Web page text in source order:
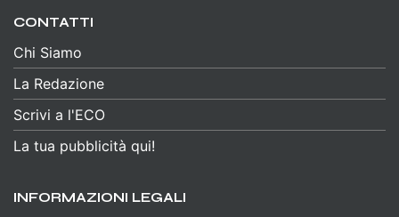
CONTATTI
Chi Siamo
La Redazione
Scrivi a l'ECO
La tua pubblicità qui!
INFORMAZIONI LEGALI